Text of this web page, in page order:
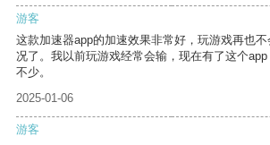
游客
这款加速器app的加速效果非常好，玩游戏再也
况了。我以前玩游戏经常会输，现在有了这个
不少。
2025-01-06
游客